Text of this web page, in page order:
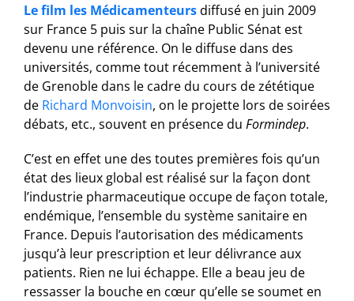
Le film les Médicamenteursdiffusé en juin 2009
sur France 5 puis sur la chaîne Public Sénat est
devenu une référence. On le diffuse dans des
universités, comme tout récemment à l’université
de Grenoble dans le cadre du cours de zététique
de Richard Monvoisin, on le projette lors de soirées
débats, etc., souvent en présence du Formindep.
C’est en effet une des toutes premières fois qu’un
état des lieux global est réalisé sur la façon dont
l’industrie pharmaceutique occupe de façon totale,
endémique, l’ensemble du système sanitaire en
France. Depuis l’autorisation des médicaments
jusqu’à leur prescription et leur délivrance aux
patients. Rien ne lui échappe. Elle a beau jeu de
ressasser la bouche en cœur qu’elle se soumet en